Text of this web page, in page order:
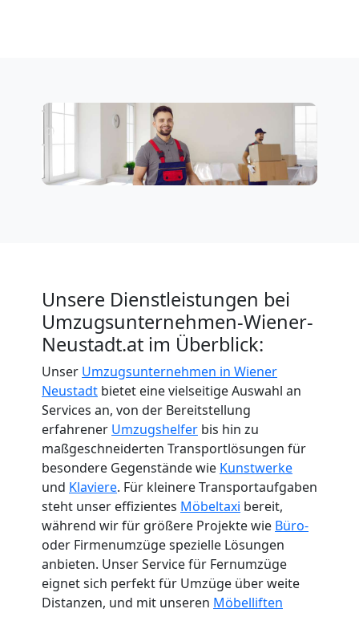
Unsere Dienstleistungen bei
Umzugsunternehmen-Wiener-
Neustadt.at im Überblick:
Unser Umzugsunternehmen in Wiener
Neustadt bietet eine vielseitige Auswahl an
Services an, von der Bereitstellung
erfahrener Umzugshelfer bis hin zu
maßgeschneiderten Transportlösungen für
besondere Gegenstände wie Kunstwerke
und Klaviere. Für kleinere Transportaufgaben
steht unser effizientes Möbeltaxi bereit,
während wir für größere Projekte wie Büro-
oder Firmenumzüge spezielle Lösungen
anbieten. Unser Service für Fernumzüge
eignet sich perfekt für Umzüge über weite
Distanzen, und mit unseren Möbelliften
Beiladung
International
Nationaler
Umzug